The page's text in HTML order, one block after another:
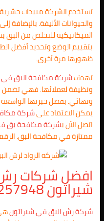
تستخدم الشركة مبيدات حشرية
والحيوانات الأليفة. بالإضافة
الميكانيكية للتخلص من
بتقييم الوضع وتحديد أفضل
ظهورها مرة أخرى.
تهدفشركة مكافحة البق في
ونظيفة لعملائها. فهي
ونهائي. بفضل خبرتها الواسعة
يمكن الاعتماد علىشركة
اتصل الآن بشركة مكافحة بق
ممتازة في مكافحة البق. الرقم:
افضل شركات
شيراتون 01025257948
شركة رش البق في شيراتون